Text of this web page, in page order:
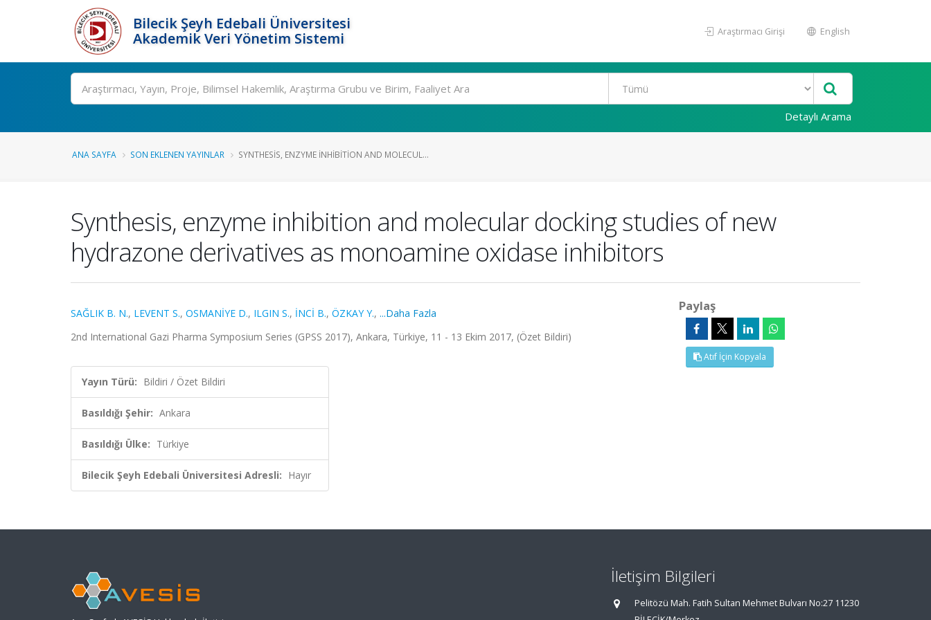
Bilecik Şeyh Edebali Üniversitesi
Akademik Veri Yönetim Sistemi
Araştırmacı Girişi English
Ara
Detaylı Arama
ANA SAYFA SON EKLENEN YAYINLAR SYNTHESIS, ENZYME INHIBITION AND MOLECUL...
Synthesis, enzyme inhibition and molecular docking studies of new
hydrazone derivatives as monoamine oxidase inhibitors
SAĞLIK B. N., LEVENT S., OSMANİYE D., ILGIN S., İNCİ B., ÖZKAY Y., ...Daha Fazla
2nd International Gazi Pharma Symposium Series (GPSS 2017), Ankara, Türkiye, 11 - 13 Ekim 2017, (Özet Bildiri)
Yayın Türü: Bildiri / Özet Bildiri
Basıldığı Şehir: Ankara
Basıldığı Ülke: Türkiye
Bilecik Şeyh Edebali Üniversitesi Adresli: Hayır
Paylaş
Atıf İçin Kopyala
İletişim Bilgileri
Pelitözü Mah. Fatih Sultan Mehmet Bulvarı No:27 11230